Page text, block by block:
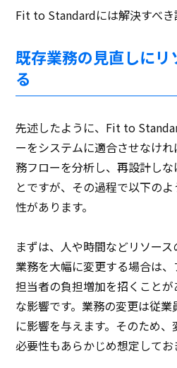
Fit to Standardには解決すべき
既存業務の見直しにリ
る
先述したように、Fit to
ーをシステムに適合させなけ
務フローを分析し、再設計し
とですが、その過程で以下の
性があります。
まずは、人や時間などリソー
業務を大幅に変更する場合は
担当者の負担増加を招くこと
な影響です。業務の変更は従
に影響を与えます。そのため
必要性もあらかじめ想定してお